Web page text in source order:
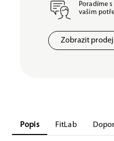
Poradíme
vašim
Zobrazit
Popis FitLab